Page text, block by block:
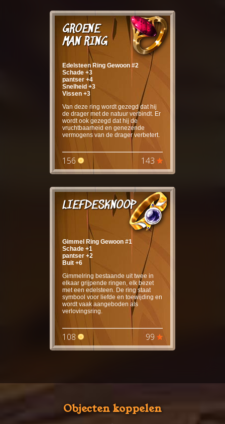
GROENE
MAN RING
Edelsteen Ring Gewoon #2
Schade +3
pantser +4
Snelheid +3
Vissen +3
Van deze ring wordt gezegd dat hij
de drager met de natuur verbindt. Er
wordt ook gezegd dat hij de
vruchtbaarheid en genezende
vermogens van de drager verbetert.
156 143
LIEFDESKNOOP
Gimmel Ring Gewoon #1
Schade +1
pantser +2
Buit +6
Gimmelring bestaande uit twee in
elkaar grijpende ringen, elk bezet
met een edelsteen. De ring staat
symbool voor liefde en toewijding en
wordt vaak aangeboden als
verlovingsring.
108 99
Objecten koppelen